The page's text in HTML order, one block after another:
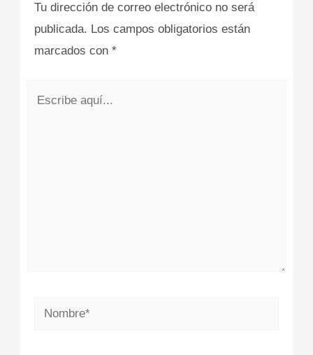
Tu dirección de correo electrónico no será
publicada. Los campos obligatorios están
marcados con*
Nombre*